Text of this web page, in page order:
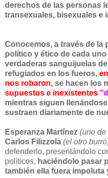
derechos de las personas
transexuales, bisexuales e
Conocemos, a través de la
político y ético de cada
verdaderas sanguijuelas
refugiados en los fueros,
nos robaron, se hacen los
supuestos e inexistentes
mientras siguen
sustraen diariamente de
Esperanza Martínez (uno de
Carlos Filizzola (el otro
defenderlo, presentándolo
políticos, haciéndolo pasar
también ella fuera impoluta